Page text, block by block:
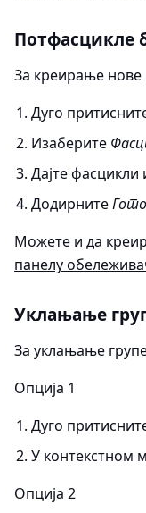
Потфасцикле
За креирање
Дуго
Изаберите
Дајте фасцикли
Додирните
Можете и да
панелу
Уклањање
За уклањање
Опција 1
Дуго
У контекстном
Опција 2